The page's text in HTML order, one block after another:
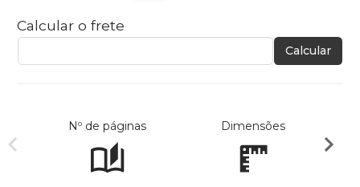
Calcular o frete
Calcular
Nº de páginas Dimensões